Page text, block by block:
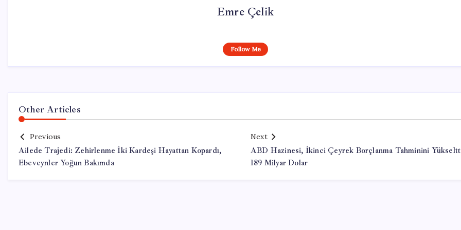
Emre Çelik
Follow Me
Other Articles
Previous
Ailede Trajedi: Zehirlenme İki Kardeşi Hayattan Kopardı,
Ebeveynler Yoğun Bakımda
Next
ABD Hazinesi, İkinci Çeyrek Borçlanma Tahminini
189 Milyar Dolar